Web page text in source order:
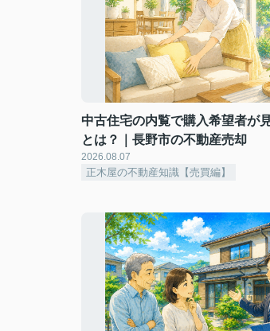
中古住宅の内覧で購入希望者が
とは？｜長野市の不動産売却
2026.08.07
正木屋の不動産知識【売買編】